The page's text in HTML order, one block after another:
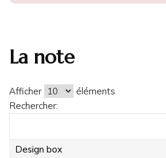
La note
Afficher
éléments
Rechercher:
Design box